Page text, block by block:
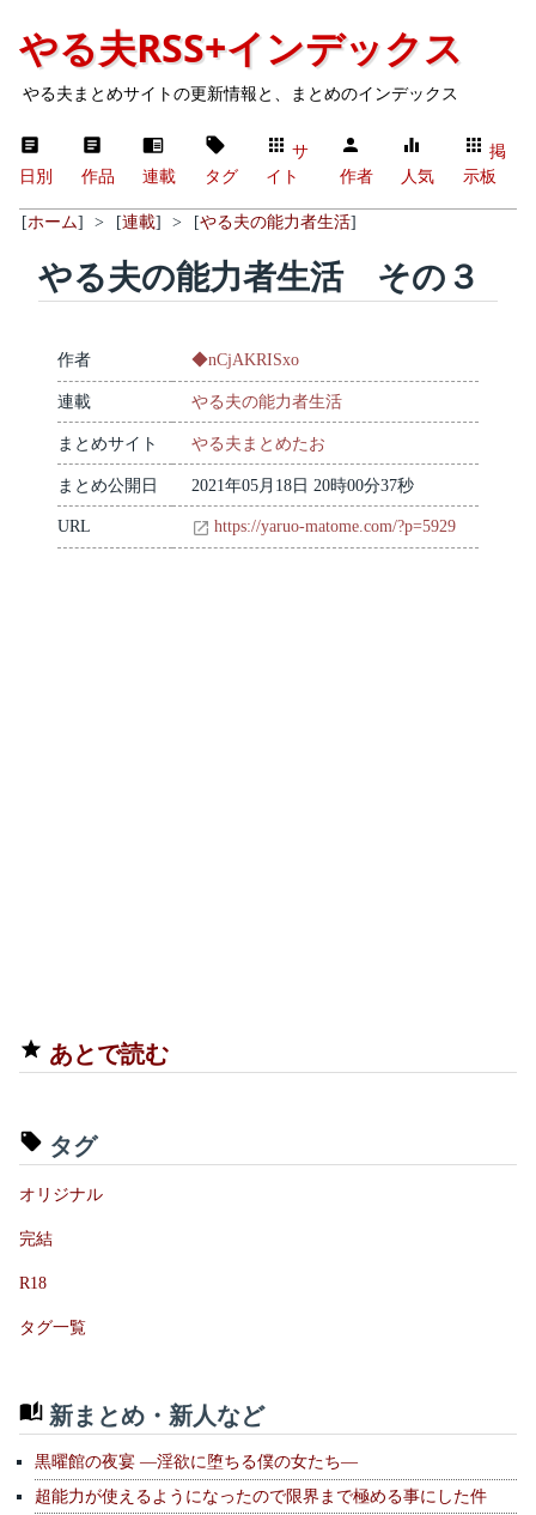
やる夫RSS+インデックス
やる夫まとめサイトの更新情報と、まとめのインデックス
日別 作品 連載 タグ
サ
イト
作者 人気
掲
示板
[ホーム] > [連載] > [やる夫の能力者生活]
やる夫の能力者生活 その３
作者 ◆nCjAKRISxo
連載 やる夫の能力者生活
まとめサイト やる夫まとめたお
まとめ公開日 2021年05月18日 20時00分37秒
URL https://yaruo-matome.com/?p=5929
あとで読む
タグ
オリジナル
完結
R18
タグ一覧
新まとめ・新人など
黒曜館の夜宴 —淫欲に堕ちる僕の女たち—
超能力が使えるようになったので限界まで極める事にした件